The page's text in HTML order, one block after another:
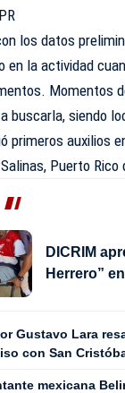
los datos
en la actividad
Momentos
buscarla, siendo
primeros auxilios
Puerto
DICRIM
Herrero”
Gustavo Lara
con San
mexicana